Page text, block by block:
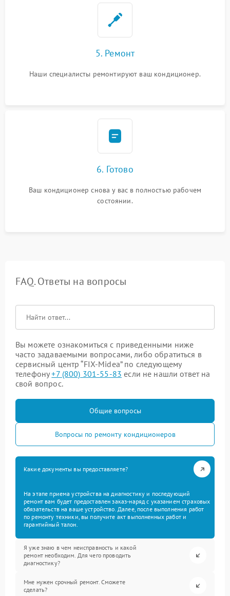
5. Ремонт
Наши специалисты ремонтируют ваш кондиционер.
6. Готово
Ваш кондиционер снова у вас в полностью рабочем
состоянии.
FAQ. Ответы на вопросы
Вы можете ознакомиться с приведенными ниже
часто задаваемыми вопросами, либо обратиться в
сервисный центр “FIX-Midea” по следующему
телефону+7 (800) 301-55-83 если не нашли ответ на
свой вопрос.
Общие вопросы
Вопросы по ремонту кондиционеров
Какие документы вы предоставляете?
На этапе приема устройства на диагностику и последующий
ремонт вам будет предоставлен заказ-наряд с указанием страховых
обязательств на ваше устройство. Далее, после выполнения работ
по ремонту техники, вы получите акт выполненных работ и
гарантийный талон.
Я уже знаю в чем неисправность и какой
ремонт необходим. Для чего проводить
диагностику?
Мне нужен срочный ремонт. Сможете
сделать?